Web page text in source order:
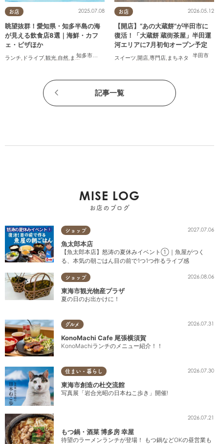
お店
知多市
,常滑市 美浜町 南知多町
2025.07.08
眺望抜群！愛知県・知多半島の海
が見える飲食店8選｜海鮮・カフ
ェ・ピザほか
ランチ, ドライブ,観光,自然, まちネタ 季節ネタ ,まとめ記事
お店
半田市
2026.05.12
【開店】“あの大蔵餅”が半田市に
復活！「大蔵餅 蔵街茶屋」半田運
河エリアに7月初旬オープン予定
スイーツ,開店,専門店, まちネタ
記事一覧
MISE LOG
お店のブログ
ショップ 2027.07.06
魚太郎本店
【魚太郎本店】怒涛の夏休みイベント①｜魚屋がつく
る、本気の朝ごはん目の前で1つ1つ作るライブ感
ショップ 2026.08.06
東海市観光物産プラザ
夏の日のお出かけに！
グルメ 2026.07.31
KonoMachi Cafe 尾張横須賀
KonoMachiランチのメニュー紹介！！
住まい・暮らし 2026.07.30
東海市創造の杜交流館
写真展「岩合光昭の日本ねこ歩き」開催!
2026.07.21
もつ鍋・酒菜 博多房 幸屋
待望のラーメンランチが登場！ もつ鍋などOKの昼営業も